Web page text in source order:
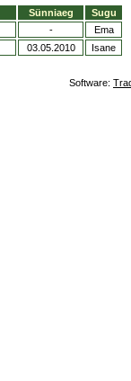
Sünniaeg
Sugu
-
Ema
03.05.2010 Isane
Software: